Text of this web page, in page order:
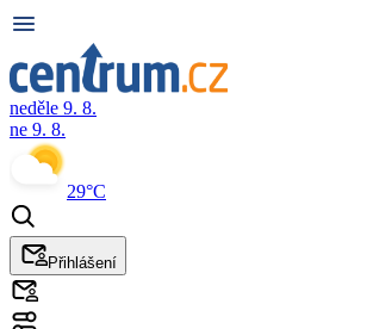
neděle 9. 8.
ne 9. 8.
29°C
Přihlášení